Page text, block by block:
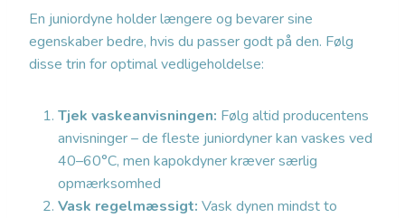
En juniordyne holder længere og bevarer sine
egenskaber bedre, hvis du passer godt på den. Følg
disse trin for optimal vedligeholdelse:
Tjek vaskeanvisningen: Følg altid producentens
anvisninger – de fleste juniordyner kan vaskes ved
40–60°C, men kapokdyner kræver særlig
opmærksomhed
Vask regelmæssigt: Vask dynen mindst to